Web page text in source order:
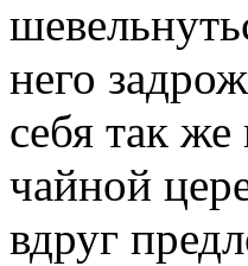
него
себя так
чайной
вдруг